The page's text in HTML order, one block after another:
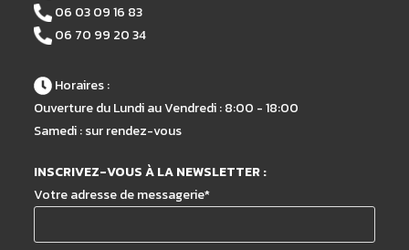
06 03 09 16 83
06 70 99 20 34
Horaires :
Ouverture du Lundi au Vendredi : 8:00 - 18:00
Samedi : sur rendez-vous
INSCRIVEZ-VOUS À LA NEWSLETTER :
Votre adresse de messagerie*